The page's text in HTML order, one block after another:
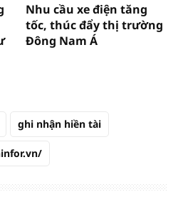
Nhu cầu xe điện tăng
tốc, thúc đẩy thị trường
Đông Nam Á
ghi nhận hiền tài